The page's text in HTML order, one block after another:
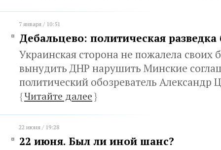
7 января / 10:51
Дебальцево: политическая
Украинская сторона не пожалела своих
вынудить ДНР нарушить Минские
политический обозреватель Александр
{Читайте далее}
22 июня / 19:28
22 июня. Был ли иной шанс?